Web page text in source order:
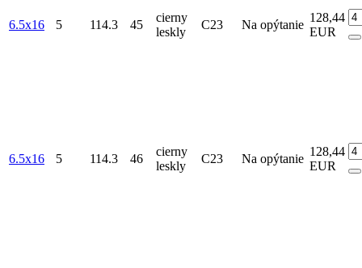
6.5x16 5 114.3 45
cierny
leskly
C23 Na opýtanie
128,44
EUR
6.5x16 5 114.3 46
cierny
leskly
C23 Na opýtanie
128,44
EUR